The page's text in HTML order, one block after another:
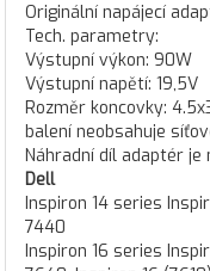
Originální napájecí
Tech. parametry:
Výstupní výkon: 90W
Výstupní napětí: 19,5V
Rozměr koncovky:
balení neobsahuje
Náhradní díl adaptér je
Dell
Inspiron 14 series
7440
Inspiron 16 series